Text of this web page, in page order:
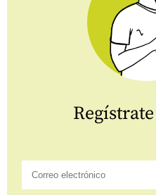
Regístrate